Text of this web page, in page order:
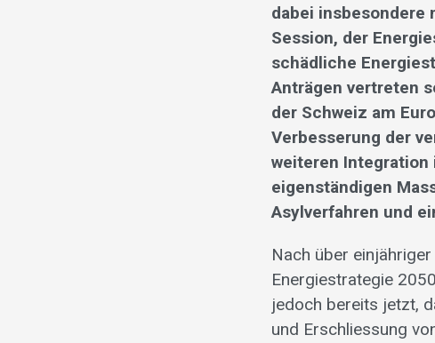
dabei insbesondere
Session, der
schädliche
Anträgen vertreten
der Schweiz am
Verbesserung der
weiteren
eigenständigen
Asylverfahren und
Nach über
Energiestrategie
jedoch bereits jetzt,
und Erschliessung